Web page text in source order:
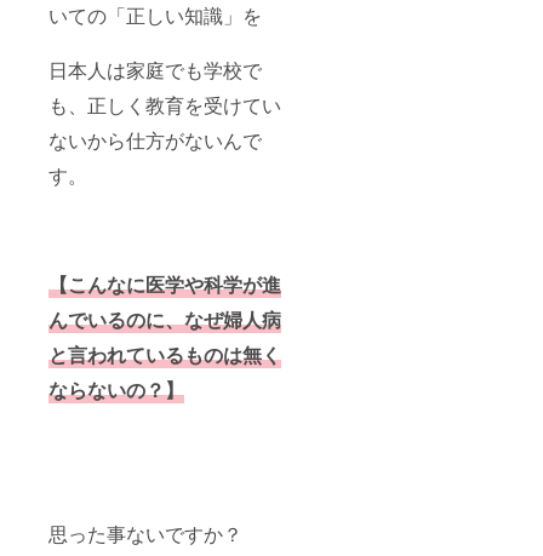
いての「正しい知識」を
日本人は家庭でも学校で
も、正しく教育を受けてい
ないから仕方がないんで
す。
【こんなに医学や科学が進
んでいるのに、なぜ婦人病
と言われているものは無く
ならないの？】
思った事ないですか？